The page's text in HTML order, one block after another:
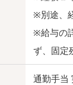
※別途、
※給与の
ず、固定
通勤手